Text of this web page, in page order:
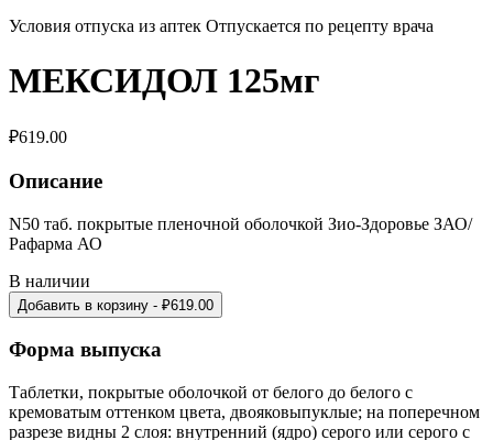
Условия отпуска из аптек Отпускается по рецепту врача
МЕКСИДОЛ 125мг
₽619.00
Описание
N50 таб. покрытые пленочной оболочкой Зио-Здоровье ЗАО/
Рафарма АО
В наличии
Добавить в корзину - ₽619.00
Форма выпуска
Таблетки, покрытые оболочкой от белого до белого с
кремоватым оттенком цвета, двояковыпуклые; на поперечном
разрезе видны 2 слоя: внутренний (ядро) серого или серого с